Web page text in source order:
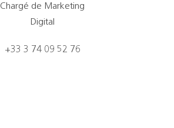
Chargé de Marketing
Digital
+33 3 74 09 52 76